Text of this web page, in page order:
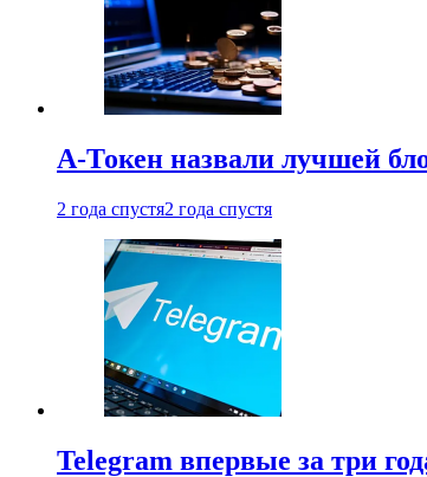
А-Токен назвали лучшей
2 года спустя2 года спустя
Telegram впервые за три